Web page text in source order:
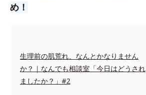
め！
生理前の肌荒れ、なんとかなりません
か？｜なんでも相談室「今日はどうされ
ましたか？」#2